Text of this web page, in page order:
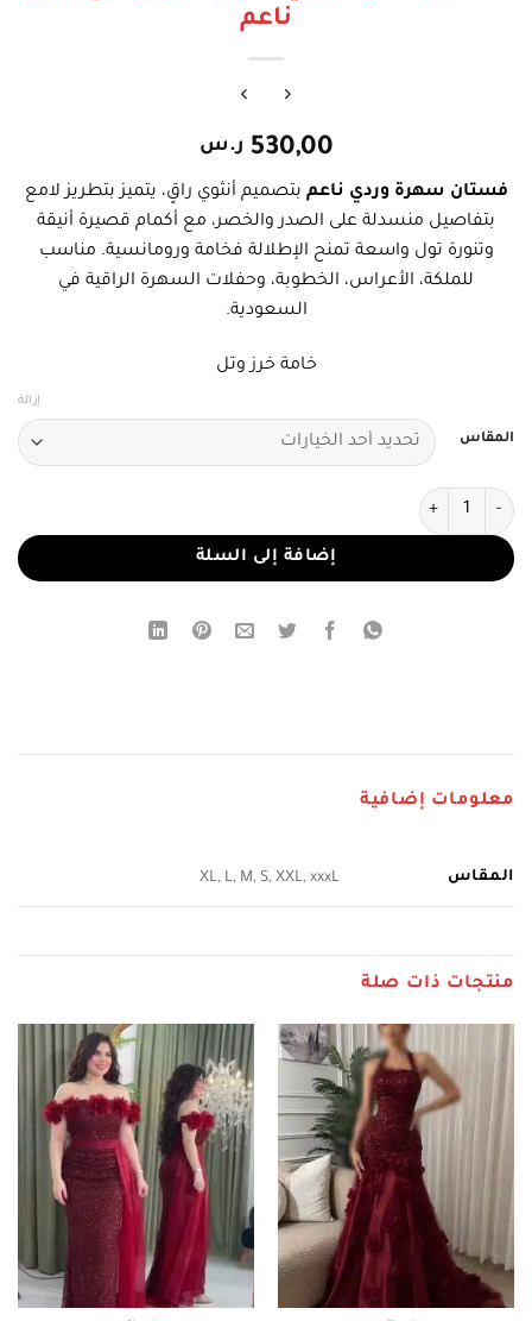
ناعم
530,00 ر.س
فستان سهرة وردي ناعم بتصميم أنثوي راقٍ، يتميز بتطريز لامع
بتفاصيل منسدلة على الصدر والخصر، مع أكمام قصيرة أنيقة
وتنورة تول واسعة تمنح الإطلالة فخامة ورومانسية. مناسب
للملكة، الأعراس، الخطوبة، وحفلات السهرة الراقية في
السعودية.
خامة خرز وتل
المقاس
إزالة
كمية فستان سهرة وردي فاخر بتطريز لامع وتول ناعم
إضافة إلى السلة
معلومات إضافية
المقاس XL, L, M, S, XXL, xxxL
منتجات ذات صلة